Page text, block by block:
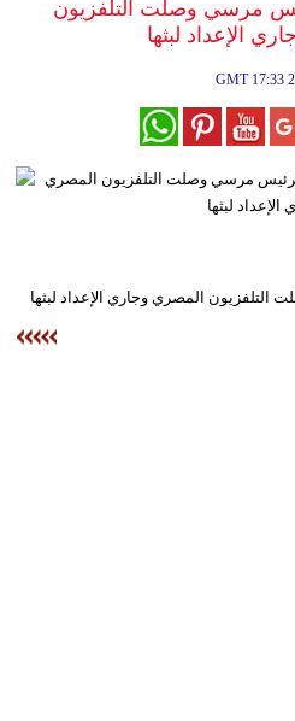
سياحة
أخبار
مرسي وصلت التلفزيون
الإعداد لبثها
GMT
المصري وجاري الإعداد لبثها